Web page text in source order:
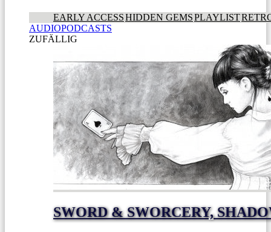
EARLY ACCESSHIDDEN GEMSPLAYLIST
AUDIOPODCASTS
ZUFÄLLIG
SWORD & SWORCERY,